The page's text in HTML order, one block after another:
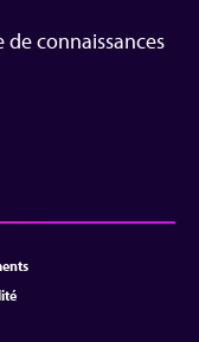
de connaissances